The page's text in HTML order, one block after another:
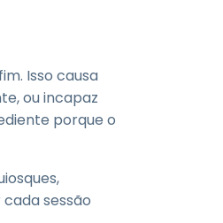
Isso causa
ou incapaz
porque o
sessão